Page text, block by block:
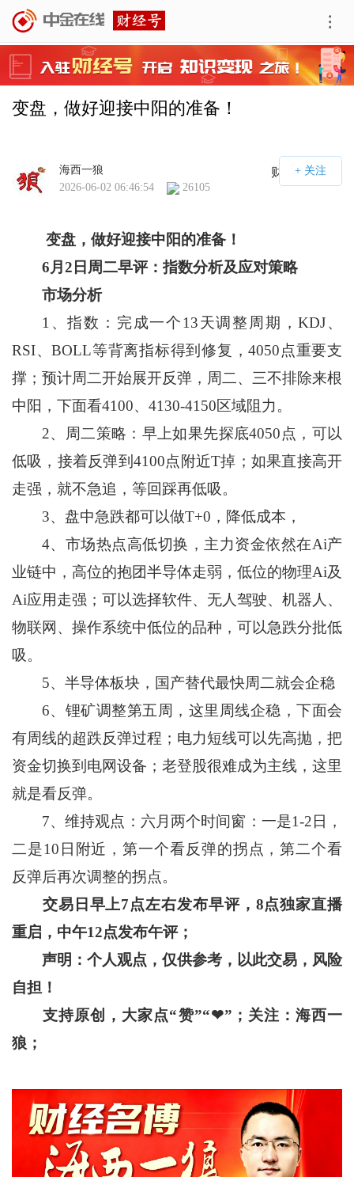
变盘，做好迎接中阳的准备！
财经号APP
海西一狼
2026-06-02 06:46:54
26105
变盘，做好迎接中阳的准备！
6月 2 日周二早评：指数分析及应对策略
市场分析
1、指数：完成一个13天调整周期，KDJ、
RSI、BOLL等背离指标得到修复，4050点重要支
撑；预计周二开始展开反弹，周二、三不排除来根
中阳，下面看4100、4130-4150区域阻力。
2、周二策略：早上如果先探底4050点，可以
低吸，接着反弹到4100点附近T掉；如果直接高开
走强，就不急追，等回踩再低吸。
3、盘中急跌都可以做T+0，降低成本，
4、市场热点高低切换，主力资金依然在Ai产
业链中，高位的抱团半导体走弱，低位的物理Ai及
Ai应用走强；可以选择软件、无人驾驶、机器人、
物联网、操作系统中低位的品种，可以急跌分批低
吸。
5、半导体板块，国产替代最快周二就会企稳
6、锂矿调整第五周，这里周线企稳，下面会
有周线的超跌反弹过程；电力短线可以先高抛，把
资金切换到电网设备；老登股很难成为主线，这里
就是看反弹。
7、维持观点：六月两个时间窗：一是1-2日，
二是10日附近，第一个看反弹的拐点，第二个看
反弹后再次调整的拐点。
交易日早上7点左右发布早评， 8点独家直播
重启，中午12点发布午评；
声明：个人观点，仅供参考，以此交易，风险
自担！
支持原创，大家点“赞”“❤” ；关注：海西一
狼；